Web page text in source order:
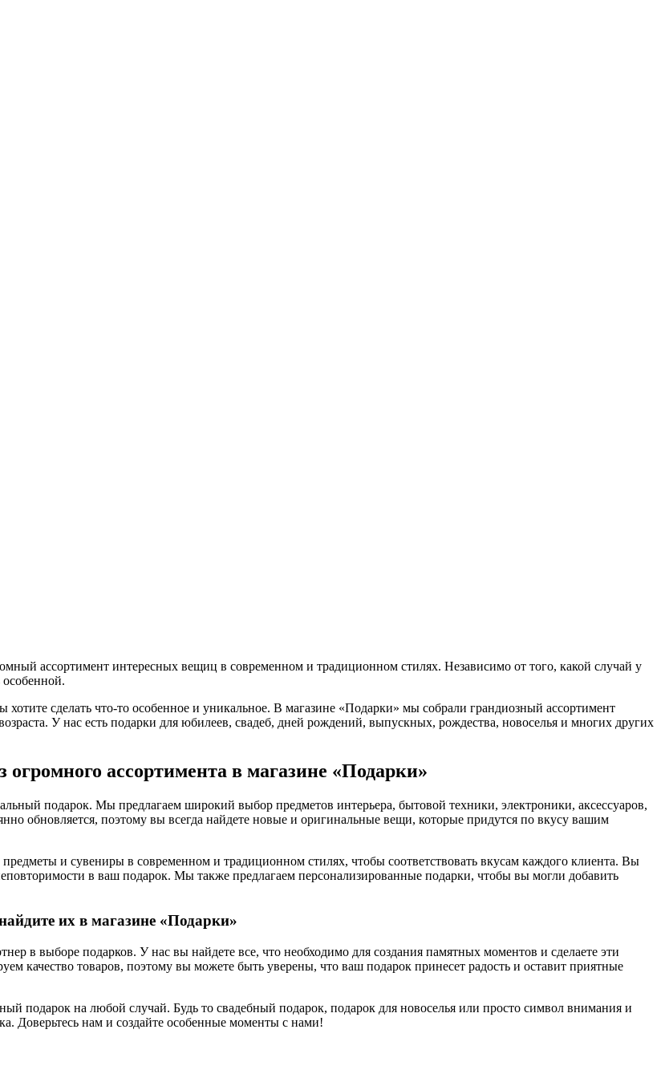
ассортимент интересных вещиц в современном и традиционном стилях. Независимо от того, какой случай у
особенной.
сделать что-то особенное и уникальное. В магазине «Подарки» мы собрали грандиозный ассортимент
У нас есть подарки для юбилеев, свадеб, дней рождений, выпускных, рождества, новоселья и многих других
ассортимента в магазине «Подарки»
подарок. Мы предлагаем широкий выбор предметов интерьера, бытовой техники, электроники, аксессуаров,
обновляется, поэтому вы всегда найдете новые и оригинальные вещи, которые придутся по вкусу вашим
и сувениры в современном и традиционном стилях, чтобы соответствовать вкусам каждого клиента. Вы
в ваш подарок. Мы также предлагаем персонализированные подарки, чтобы вы могли добавить
их в магазине «Подарки»
в выборе подарков. У нас вы найдете все, что необходимо для создания памятных моментов и сделаете эти
качество товаров, поэтому вы можете быть уверены, что ваш подарок принесет радость и оставит приятные
подарок на любой случай. Будь то свадебный подарок, подарок для новоселья или просто символ внимания и
Доверьтесь нам и создайте особенные моменты с нами!